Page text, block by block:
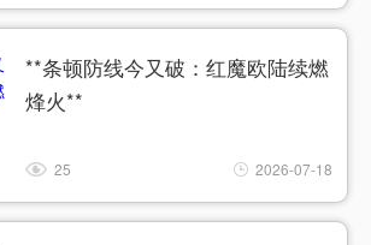
**条顿防线今又破：红魔欧陆续燃
烽火**
25 2026-07-18